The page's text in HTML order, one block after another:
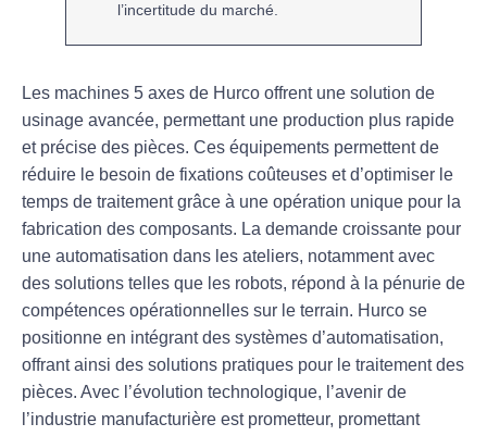
l’incertitude du marché.
Les machines 5 axes de Hurco offrent une solution de
usinage avancée, permettant une production plus rapide
et précise des pièces. Ces équipements permettent de
réduire le besoin de fixations coûteuses et d’optimiser le
temps de traitement grâce à une opération unique pour la
fabrication des composants. La demande croissante pour
une automatisation dans les ateliers, notamment avec
des solutions telles que les robots, répond à la pénurie de
compétences opérationnelles sur le terrain. Hurco se
positionne en intégrant des systèmes d’automatisation,
offrant ainsi des solutions pratiques pour le traitement des
pièces. Avec l’évolution technologique, l’avenir de
l’industrie manufacturière est prometteur, promettant